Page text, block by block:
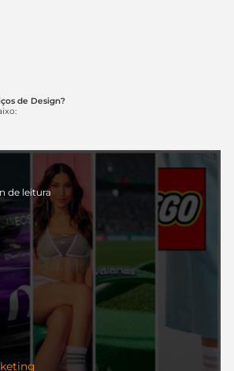
de Design?
de leitura